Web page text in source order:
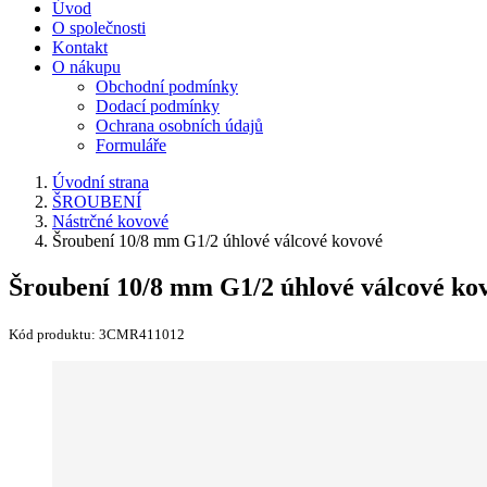
Úvod
O společnosti
Kontakt
O nákupu
Obchodní podmínky
Dodací podmínky
Ochrana osobních údajů
Formuláře
Úvodní strana
ŠROUBENÍ
Nástrčné kovové
Šroubení 10/8 mm G1/2 úhlové válcové kovové
Šroubení 10/8 mm G1/2 úhlové válcové
Kód produktu: 3CMR411012